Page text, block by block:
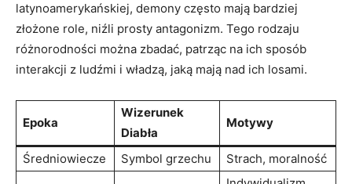
latynoamerykańskiej, demony często mają bardziej
złożone role, niźli prosty antagonizm. Tego rodzaju
różnorodności można zbadać, patrząc na ich sposób
interakcji z ludźmi i władzą, jaką mają nad ich losami.
Epoka
Wizerunek
Diabła
Motywy
Średniowiecze Symbol grzechu
Strach, moralność